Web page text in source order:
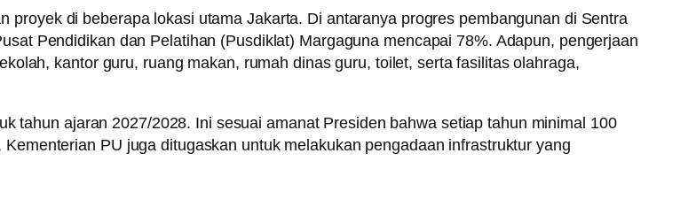
proyek di beberapa lokasi utama Jakarta. Di antaranya progres pembangunan di Sentra
Pendidikan dan Pelatihan (Pusdiklat) Margaguna mencapai 78%. Adapun, pengerjaan
kantor guru, ruang makan, rumah dinas guru, toilet, serta fasilitas olahraga,
tahun ajaran 2027/2028. Ini sesuai amanat Presiden bahwa setiap tahun minimal 100
PU juga ditugaskan untuk melakukan pengadaan infrastruktur yang